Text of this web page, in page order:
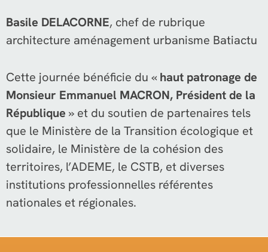
Basile DELACORNE, chef de rubrique
architecture aménagement urbanisme Batiactu
Cette journée bénéficie du « haut patronage de
Monsieur Emmanuel MACRON, Président de la
République » et du soutien de partenaires tels
que le Ministère de la Transition écologique et
solidaire, le Ministère de la cohésion des
territoires, l’ADEME, le CSTB, et diverses
institutions professionnelles référentes
nationales et régionales.